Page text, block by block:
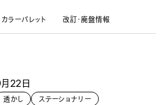
カラーパレット 改訂・廃盤情報
22日
透かし
ステーショナリー